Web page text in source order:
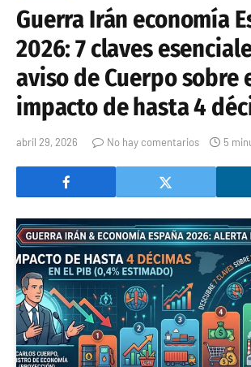
Guerra Irán economía
2026: 7 claves
aviso de Cuerpo sobre
impacto de hasta 4
abril 29, 2026 No hay comentarios 5